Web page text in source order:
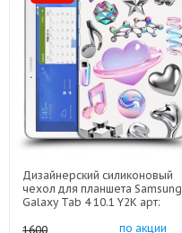
Дизайнерский силиконовый
чехол для планшета Samsung
Galaxy Tab 4 10.1 Y2K арт:
1600
по акции